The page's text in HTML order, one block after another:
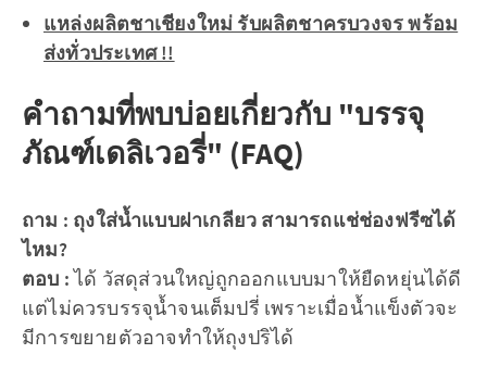
แหล่งผลิตชาเชียงใหม่ รับผลิตชาครบวงจร พร้อม
ส่งทั่วประเทศ !!
คำถามที่พบบ่อยเกี่ยวกับ "บรรจุ
ภัณฑ์เดลิเวอรี่" (FAQ)
ถาม : ถุงใส่น้ำแบบฝาเกลียว สามารถแช่ช่องฟรีซได้
ไหม?
ตอบ :ได้ วัสดุส่วนใหญ่ถูกออกแบบมาให้ยืดหยุ่นได้ดี
แต่ไม่ควรบรรจุน้ำจนเต็มปรี่ เพราะเมื่อน้ำแข็งตัวจะ
มีการขยายตัวอาจทำให้ถุงปริได้